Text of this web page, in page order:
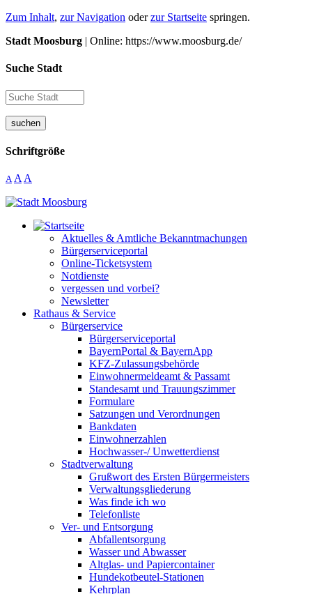
Zum Inhalt, zur Navigation oderzur Startseite springen.
Stadt Moosburg | Online: https://www.moosburg.de/
Suche Stadt
suchen
Schriftgröße
A A A
Aktuelles & Amtliche Bekanntmachungen
Bürgerserviceportal
Online-Ticketsystem
Notdienste
vergessen und vorbei?
Newsletter
Rathaus & Service
Bürgerservice
Bürgerserviceportal
BayernPortal & BayernApp
KFZ-Zulassungsbehörde
Einwohnermeldeamt & Passamt
Standesamt und Trauungszimmer
Formulare
Satzungen und Verordnungen
Bankdaten
Einwohnerzahlen
Hochwasser-/ Unwetterdienst
Stadtverwaltung
Grußwort des Ersten Bürgermeisters
Verwaltungsgliederung
Was finde ich wo
Telefonliste
Ver- und Entsorgung
Abfallentsorgung
Wasser und Abwasser
Altglas- und Papiercontainer
Hundekotbeutel-Stationen
Kehrplan